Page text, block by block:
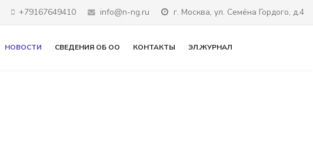
+79167649410 info@n-ng.ru г. Москва, ул. Cемёна Гордого, д.4
НОВОСТИ СВЕДЕНИЯ ОБ ОО КОНТАКТЫ ЭЛ.ЖУРНАЛ